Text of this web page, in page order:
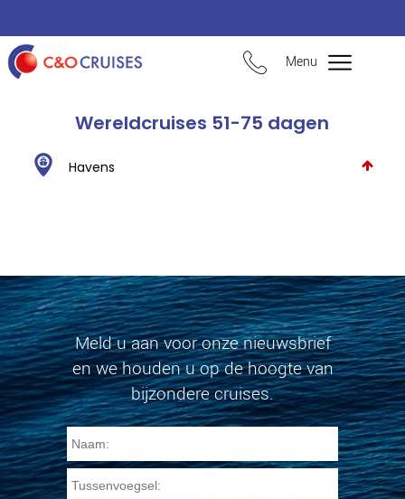
Menu
Wereldcruises 51-75 dagen
Havens
Meld u aan voor onze nieuwsbrief
en we houden u op de hoogte van
bijzondere cruises.